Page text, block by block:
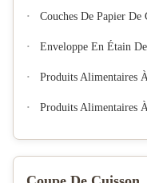
Couches De Papier De Gâteau Basque Jetables Résistantes
Enveloppe En Étain De Pain Coupe En
Produits Alimentaires À L'épreuve De La
Produits Alimentaires À L'épreuve De La Graisse Pain En